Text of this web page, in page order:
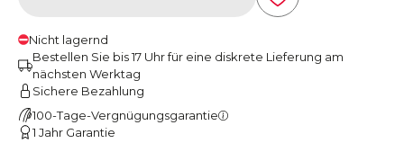
Nicht lagernd
Bestellen Sie bis 17 Uhr für eine diskrete Lieferung am
nächsten Werktag
Sichere Bezahlung
100-Tage-Vergnügungsgarantie
1 Jahr Garantie